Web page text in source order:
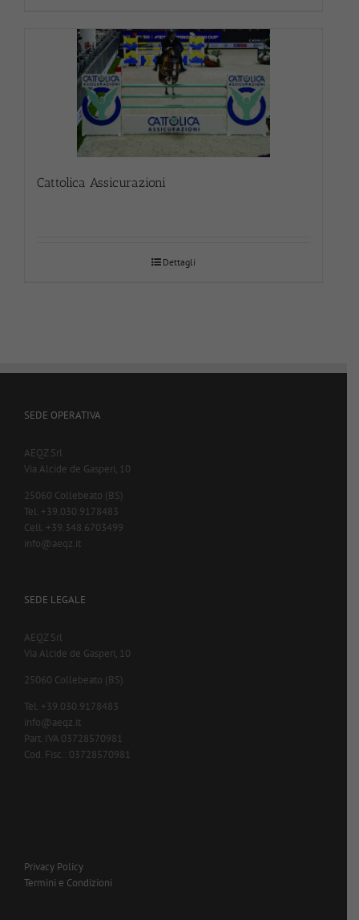
Cattolica Assicurazioni
Dettagli
SEDE OPERATIVA
AEQZ Srl
Via Alcide de Gasperi, 10
25060 Collebeato (BS)
Tel. +39.030.9178483
Cell. +39.348.6703499
info@aeqz.it
SEDE LEGALE
AEQZ Srl
Via Alcide de Gasperi, 10
25060 Collebeato (BS)
Tel. +39.030.9178483
info@aeqz.it
Part. IVA 03728570981
Cod. Fisc.: 03728570981
Privacy Policy
Termini e Condizioni